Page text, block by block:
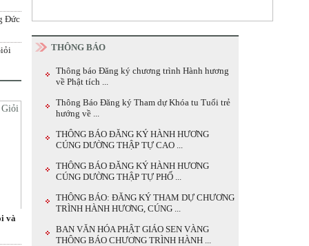
Đức
và
THÔNG BÁO
Thông báo Đăng ký chương trình Hành hương
về Phật tích ...
Thông Báo Đăng ký Tham dự Khóa tu Tuổi trẻ
hướng về ...
THÔNG BÁO ĐĂNG KÝ HÀNH HƯƠNG
CÚNG DƯỜNG THẬP TỰ CAO ...
THÔNG BÁO ĐĂNG KÝ HÀNH HƯƠNG
CÚNG DƯỜNG THẬP TỰ PHỐ ...
THÔNG BÁO: ĐĂNG KÝ THAM DỰ CHƯƠNG
TRÌNH HÀNH HƯƠNG, CÚNG ...
BAN VĂN HÓA PHẬT GIÁO SEN VÀNG
THÔNG BÁO CHƯƠNG TRÌNH HÀNH ...